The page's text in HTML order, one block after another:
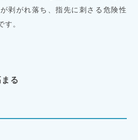
剥がれ落ち、指先に刺さる危険性
す。
る